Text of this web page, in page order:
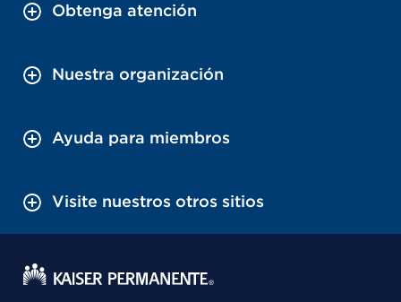
Obtenga atención
Nuestra organización
Ayuda para miembros
Visite nuestros otros sitios